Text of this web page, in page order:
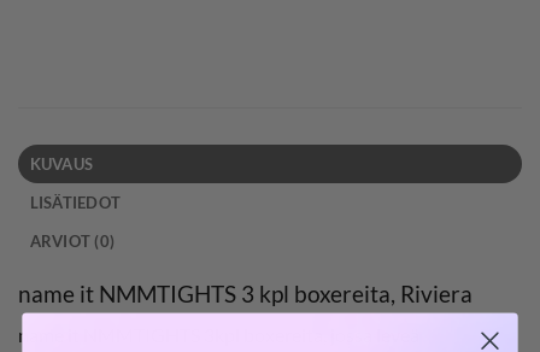
KUVAUS
LISÄTIEDOT
ARVIOT (0)
name it NMMTIGHTS 3 kpl boxereita, Riviera
name it NMMTIGHTS 3kpl boxereita, jossa leveä